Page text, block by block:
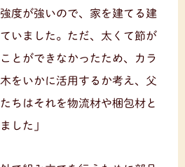
度が強いので、家を建てる建
いました。ただ、太くて節が
とができなかったため、カラ
をいかに活用するか考え、父
ちはそれを物流材や梱包材と
した」